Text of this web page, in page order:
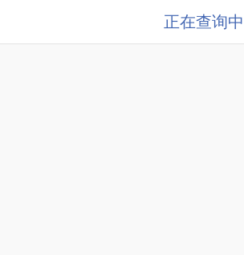
正在查询中